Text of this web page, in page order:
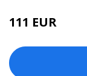
111 EUR